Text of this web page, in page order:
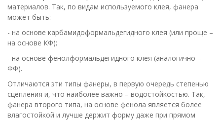
материалов. Так, по видам используемого клея, фанера
может быть:
- на основе карбамидоформальдегидного клея (или проще –
на основе КФ);
- на основе фенолформальдегидного клея (аналогично –
ФФ).
Отличаются эти типы фанеры, в первую очередь степенью
сцепления и, что наиболее важно – водостойкостью. Так,
фанера второго типа, на основе фенола является более
влагостойкой и лучше держит форму даже при прямом